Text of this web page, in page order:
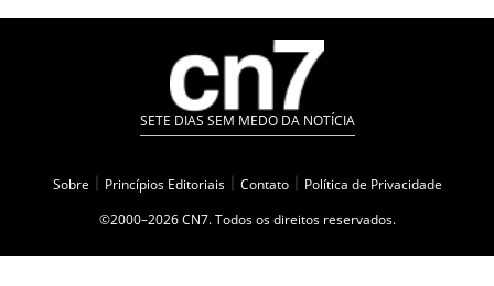
SETE DIAS SEM MEDO DA NOTÍCIA
Sobre Princípios Editoriais Contato
Política de Privacidade
©2000–2026 CN7. Todos os direitos reservados.